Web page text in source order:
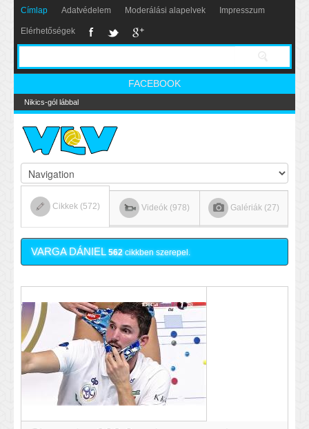
Címlap Adatvédelem Moderálási alapelvek Impresszum
Elérhetőségek
FACEBOOK
Nikics-gól lábbal
Cikkek (572) Videók (978) Galériák (27)
VARGA DÁNIEL 562cikkben szerepel.